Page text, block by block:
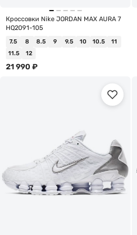
Кроссовки Nike JORDAN MAX AURA 7
HQ2091-105
7.5 8 8.5 9 9.5 10 10.5
11
11.5
12
21 990 ₽